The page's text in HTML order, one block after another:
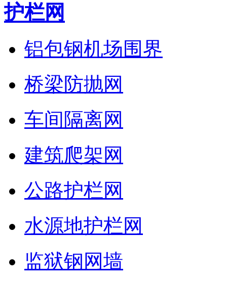
护栏网
铝包钢机场围界
桥梁防抛网
车间隔离网
建筑爬架网
公路护栏网
水源地护栏网
监狱钢网墙